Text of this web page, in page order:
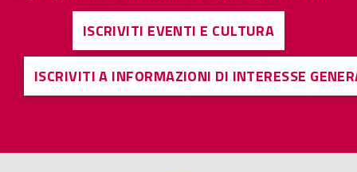
ISCRIVITI EVENTI E CULTURA
ISCRIVITI A INFORMAZIONI DI INTERESSE